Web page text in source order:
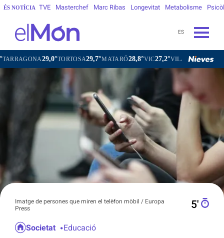
ÉS NOTÍCIA TVE Masterchef Marc Ribas Longevitat Metabolisme
ES
29,0°TORTOSA29,7°MATARÓ28,8°VIC27,2°VILAFRANCA DEL PENEDÈS
Imatge de persones que miren el telèfon mòbil / Europa
Press
5′
Societat Educació